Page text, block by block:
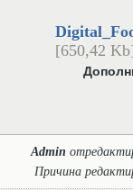
[650,42
Admin
Причина